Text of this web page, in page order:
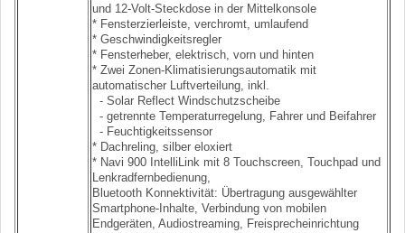
und 12-Volt-Steckdose in der Mittelkonsole
* Fensterzierleiste, verchromt, umlaufend
* Geschwindigkeitsregler
* Fensterheber, elektrisch, vorn und hinten
* Zwei Zonen-Klimatisierungsautomatik mit
automatischer Luftverteilung, inkl.
- Solar Reflect Windschutzscheibe
- getrennte Temperaturregelung, Fahrer und Beifahrer
- Feuchtigkeitssensor
* Dachreling, silber eloxiert
* Navi 900 IntelliLink mit 8 Touchscreen, Touchpad und
Lenkradfernbedienung,
Bluetooth Konnektivität: Übertragung ausgewählter
Smartphone-Inhalte, Verbindung von mobilen
Endgeräten, Audiostreaming, Freisprecheinrichtung